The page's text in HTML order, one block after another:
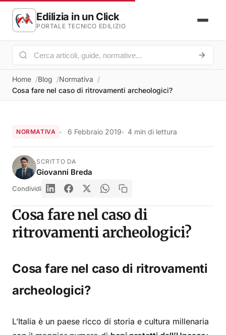
Edilizia in un Click
PORTALE TECNICO EDILIZIO
Home Blog
Normativa
Cosa fare nel caso di ritrovamenti archeologici?
NORMATIVA 6 Febbraio 2019 4 min di lettura
SCRITTO DA
Giovanni Breda
Condividi
Cosa fare nel caso di
ritrovamenti archeologici?
Cosa fare nel caso di ritrovamenti
archeologici?
L’Italia è un paese ricco di storia e cultura millenaria